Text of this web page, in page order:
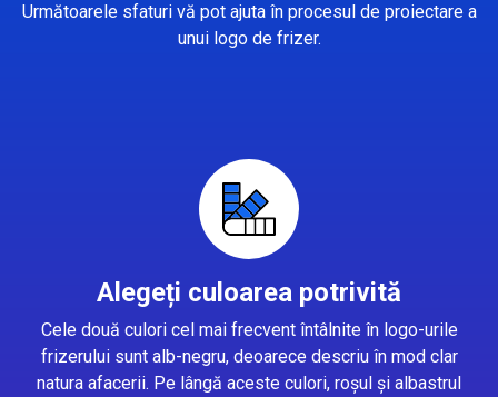
Următoarele sfaturi vă pot ajuta în procesul de proiectare a
unui logo de frizer.
Alegeți culoarea potrivită
Cele două culori cel mai frecvent întâlnite în logo-urile
frizerului sunt alb-negru, deoarece descriu în mod clar
natura afacerii. Pe lângă aceste culori, roșul și albastrul